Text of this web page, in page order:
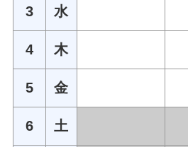
3 水
4 木
5 金
6 土